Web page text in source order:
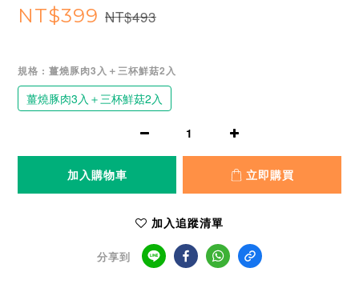
NT$399 NT$493
規格 : 薑燒豚肉3入＋三杯鮮菇2入
薑燒豚肉3入＋三杯鮮菇2入
加入購物車 立即購買
加入追蹤清單
分享到